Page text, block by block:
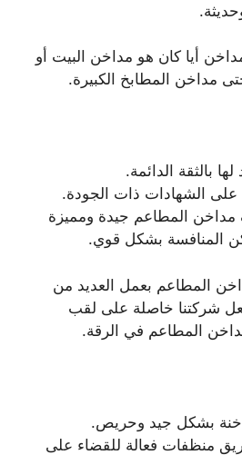
أيا كان هو مداخن البيت أو
مداخن المطابخ الكبيرة.
بالثقة الدائمة.
على الشهادات ذات الجودة.
مداخن المطاعم جيدة ومميزة
المنافسة بشكل قوي.
المطاعم بعمل العديد من
شركتنا خاصلة على لقب
المطاعم في الرقة.
بشكل جيد وحريص.
منظفات فعالة للقضاء على